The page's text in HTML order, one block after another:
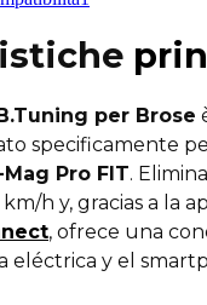
per Brose
specificamente
Pro FIT.
h y, gracias a la
, ofrece una
eléctrica y el